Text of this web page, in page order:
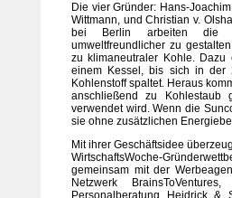
Die vier Gründer: Hans-
Wittmann, und Christian v.
bei Berlin arbeiten die
umweltfreundlicher zu
zu klimaneutraler Kohle.
einem Kessel, bis sich in der
Kohlenstoff spaltet. Heraus
anschließend zu Kohlestaub
verwendet wird. Wenn die
sie ohne zusätzlichen
Mit ihrer Geschäftsidee
WirtschaftsWoche-
gemeinsam mit der
Netzwerk